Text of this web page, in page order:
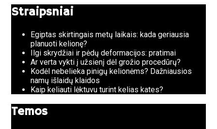
Straipsniai
Egiptas skirtingais metų laikais: kada geriausia
planuoti kelionę?
Ilgi skrydžiai ir pėdų deformacijos: pratimai
Ar verta vykti į užsienį dėl grožio procedūrų?
Kodėl nebelieka pinigų kelionėms? Dažniausios
namų išlaidų klaidos
Kaip keliauti lėktuvu turint kelias kates?
Temos